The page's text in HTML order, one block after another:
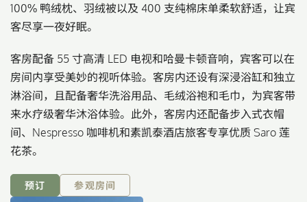
100% 鸭绒枕、羽绒被以及 400 支纯棉床单柔软舒适，让宾
客尽享一夜好眠。
客房配备 55 寸高清 LED 电视和哈曼卡顿音响，宾客可以在
房间内享受美妙的视听体验。客房内还设有深浸浴缸和独立
淋浴间，且配备奢华洗浴用品、毛绒浴袍和毛巾，为宾客带
来水疗级奢华沐浴体验。此外，客房内还配备步入式衣帽
间、Nespresso 咖啡机和素凯泰酒店旅客专享优质 Saro 莲
花茶。
预订 参观房间